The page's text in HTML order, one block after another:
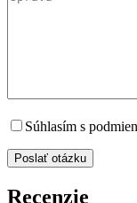
Súhlasím s
Recenzie